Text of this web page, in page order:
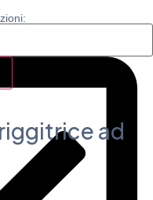
kcal
ad